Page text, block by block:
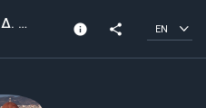
Μεταμόρφωση Σωτήρος Δ. Μεταμόρφωσης info share EN